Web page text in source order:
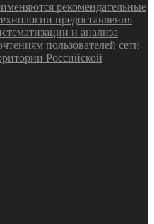
рекомендательные
предоставления
и анализа
пользователей сети
Российской